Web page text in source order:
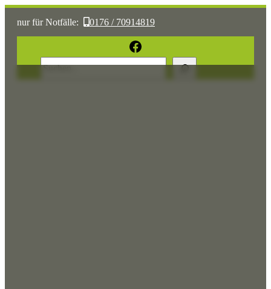
nur für Notfälle: 0176 / 70914819
Sonst: tierhilfe.wolfsburg@t-online.de
Facebook